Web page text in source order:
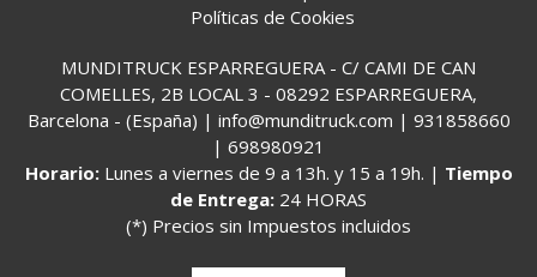
Políticas de Cookies
MUNDITRUCK ESPARREGUERA - C/ CAMI DE CAN
COMELLES, 2B LOCAL 3 - 08292 ESPARREGUERA,
Barcelona - (España) | info@munditruck.com | 931858660
| 698980921
Horario: Lunes a viernes de 9 a 13h. y 15 a 19h. | Tiempo
de Entrega: 24 HORAS
(*) Precios sin Impuestos incluidos